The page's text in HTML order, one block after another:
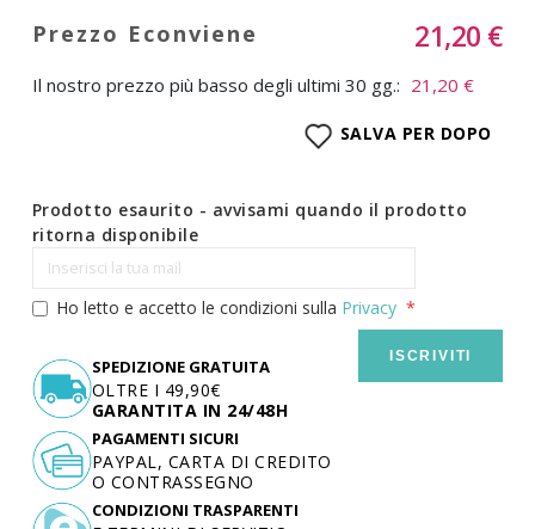
21,20 €
Il nostro prezzo più basso degli ultimi 30 gg.: 21,20 €
SALVA PER DOPO
Prodotto esaurito - avvisami quando il prodotto
ritorna disponibile
Ho letto e accetto le condizioni sulla Privacy
ISCRIVITI
SPEDIZIONE GRATUITA
OLTRE I 49,90€
GARANTITA IN 24/48H
PAGAMENTI SICURI
PAYPAL, CARTA DI CREDITO
O CONTRASSEGNO
CONDIZIONI TRASPARENTI